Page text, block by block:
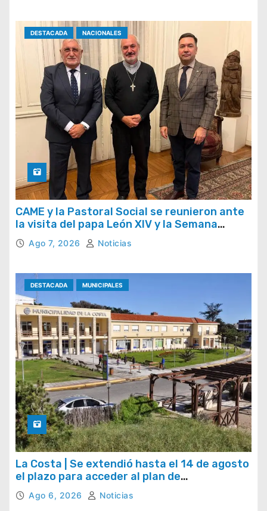
DESTACADA NACIONALES
CAME y la Pastoral Social se reunieron ante
la visita del papa León XIV y la Semana
Social 2026
Ago 7, 2026 Noticias
DESTACADA MUNICIPALES
La Costa | Se extendió hasta el 14 de agosto
el plazo para acceder al plan de
regularización de tasas municipales
Ago 6, 2026 Noticias